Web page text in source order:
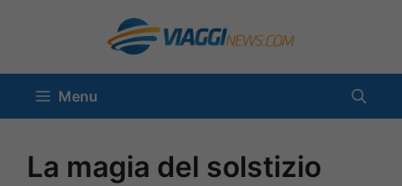
contenuto
Menu
La magia del solstizio